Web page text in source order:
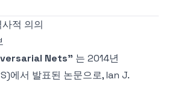
적 의의
Nets" 는 2014년
에서 발표된 논문으로, Ian J.